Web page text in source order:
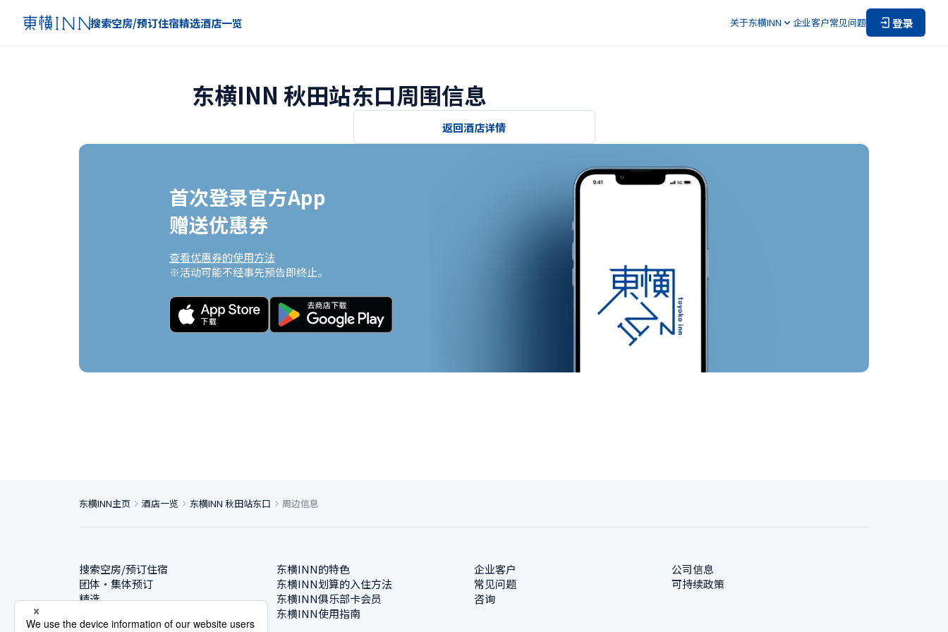
搜索空房/预订住宿精选酒店一览 关于东横INN 企业客户常见问题 登录
东横INN 秋田站东口周围信息
返回酒店详情
首次登录官方App
赠送优惠券
查看优惠券的使用方法
※活动可能不经事先预告即终止。
东横INN主页 酒店一览 东横INN 秋田站东口 周边信息
搜索空房/预订住宿
团体・集体预订
精选
东横INN的特色
东横INN划算的入住方法
东横INN俱乐部卡会员
东横INN使用指南
企业客户
常见问题
咨询
公司信息
可持续政策